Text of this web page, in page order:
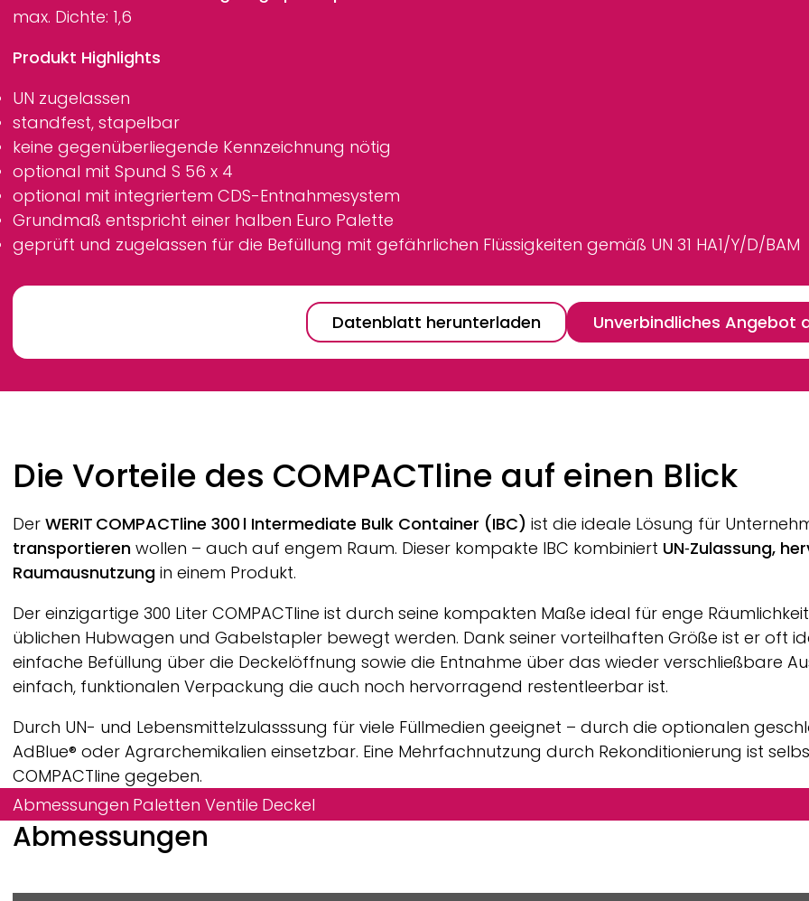
max. Dichte: 1,6
Produkt Highlights
UN zugelassen
standfest, stapelbar
keine gegenüberliegende Kennzeichnung nötig
optional mit Spund S 56 x 4
optional mit integriertem CDS-Entnahmesystem
Grundmaß entspricht einer halben Euro Palette
geprüft und zugelassen für die Befüllung mit gefährlichen Flüssigkeiten gemäß UN 31 HA1/Y/D/BAM
Datenblatt herunterladen Unverbindliches Angebot
Die Vorteile des COMPACTline auf einen Blick
Der WERIT COMPACTline 300 l Intermediate Bulk Container (IBC) ist die ideale Lösung für
transportierenwollen – auch auf engem Raum. Dieser kompakte IBC kombiniert UN‑Zulassung,
Raumausnutzungin einem Produkt.
Der einzigartige 300 LiterCOMPACTline ist durch seine kompakten Maße ideal für enge
üblichen Hubwagen und Gabelstapler bewegt werden. Dank seiner vorteilhaften Größe ist er oft
einfache Befüllung über die Deckelöffnung sowie die Entnahme über das wieder verschließbare
einfach, funktionalen Verpackung die auch noch hervorragend restentleerbar ist.
Durch UN- und Lebensmittelzulasssung für viele Füllmedien geeignet – durch die optionalen
AdBlue® oder Agrarchemikalien einsetzbar. Eine Mehrfachnutzung durch Rekonditionierung ist
COMPACTline gegeben.
Abmessungen Paletten Ventile Deckel
Abmessungen